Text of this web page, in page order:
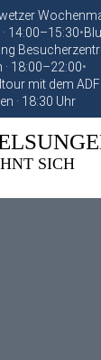
14:00–15:30•
18:00–22:00•
mit dem
· 18:30 Uhr